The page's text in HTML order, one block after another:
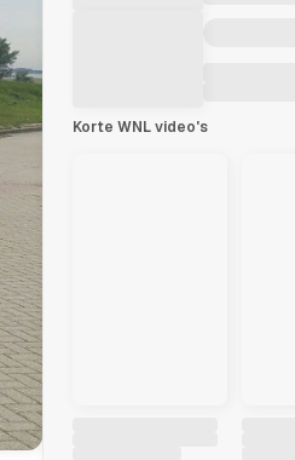
Korte WNL video's